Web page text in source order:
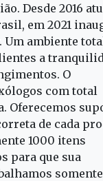
Desde 2016
em 2021
ambiente
a
O
com total
Oferecemos
de cada
1000 itens
para que sua